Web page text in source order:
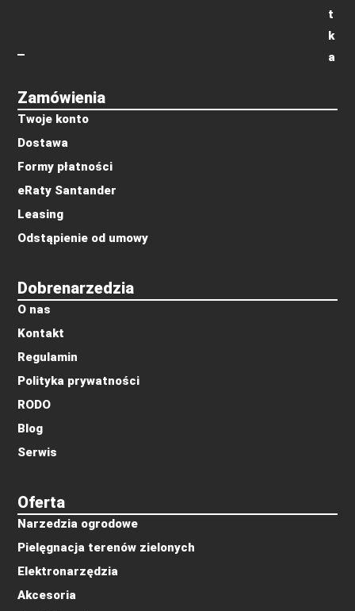
Oferta
Narzedzia ogrodowe
Pielęgnacja terenów zielonych
Elektronarzędzia
Akcesoria
Dobrenarzedzia
O nas
Kontakt
Regulamin
Polityka prywatności
RODO
Blog
Serwis
Zamówienia
Twoje konto
Dostawa
Formy płatności
eRaty Santander
Leasing
Odstąpienie od umowy
t
k
a